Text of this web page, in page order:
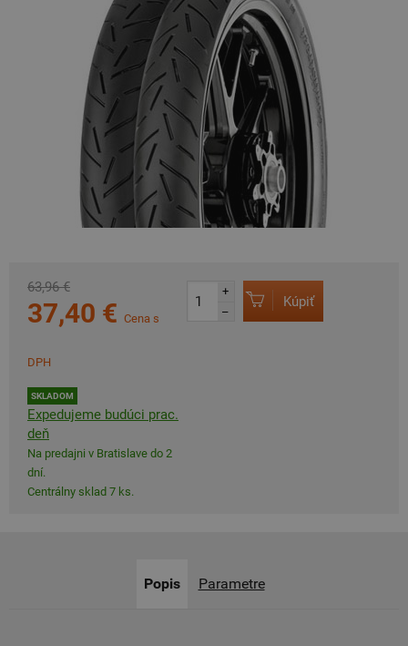
63,96 €
37,40 € Cena s
DPH
SKLADOM
Expedujeme budúci prac.
deň
Na predajni v Bratislave do 2
dní.
Centrálny sklad 7 ks.
+
–
Kúpiť
Popis Parametre